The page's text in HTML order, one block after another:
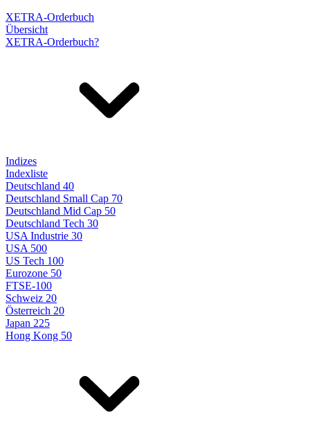
XETRA-Orderbuch
Übersicht
XETRA-Orderbuch?
Indizes
Indexliste
Deutschland 40
Deutschland Small Cap 70
Deutschland Mid Cap 50
Deutschland Tech 30
USA Industrie 30
USA 500
US Tech 100
Eurozone 50
FTSE-100
Schweiz 20
Österreich 20
Japan 225
Hong Kong 50